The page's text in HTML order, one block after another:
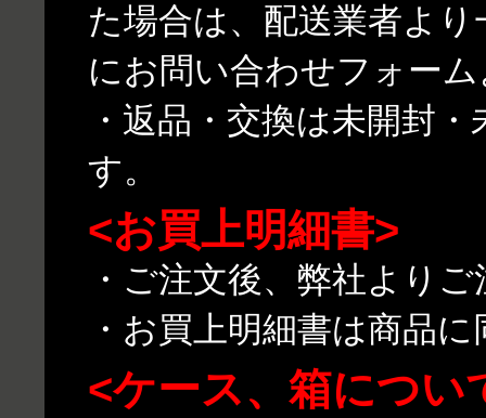
た場合は、配送業者よ
にお問い合わせフォー
・返品・交換は未開封
す。
<お買上明細書>
・ご注文後、弊社より
・お買上明細書は商品
<ケース、箱につい